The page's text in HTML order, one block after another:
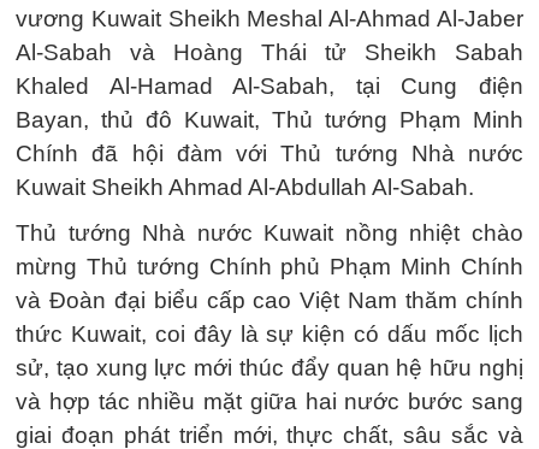
vương Kuwait Sheikh Meshal Al-Ahmad Al-Jaber
Al-Sabah và Hoàng Thái tử Sheikh Sabah
Khaled Al-Hamad Al-Sabah, tại Cung điện
Bayan, thủ đô Kuwait, Thủ tướng Phạm Minh
Chính đã hội đàm với Thủ tướng Nhà nước
Kuwait Sheikh Ahmad Al-Abdullah Al-Sabah.
Thủ tướng Nhà nước Kuwait nồng nhiệt chào
mừng Thủ tướng Chính phủ Phạm Minh Chính
và Đoàn đại biểu cấp cao Việt Nam thăm chính
thức Kuwait, coi đây là sự kiện có dấu mốc lịch
sử, tạo xung lực mới thúc đẩy quan hệ hữu nghị
và hợp tác nhiều mặt giữa hai nước bước sang
giai đoạn phát triển mới, thực chất, sâu sắc và